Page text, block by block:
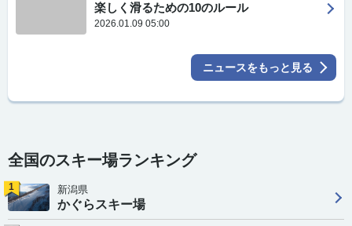
楽しく滑るための10のルール
2026.01.09 05:00
ニュースをもっと見る
全国のスキー場ランキング
1 新潟県
かぐらスキー場